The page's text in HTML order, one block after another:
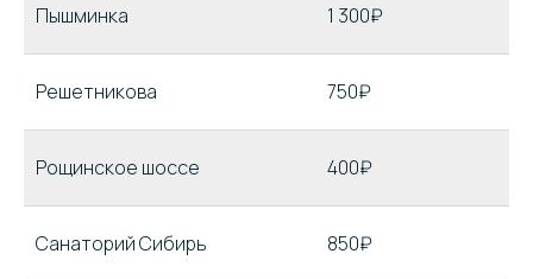
Пышминка 1 300₽
Решетникова 750₽
Рощинское шоссе 400₽
Санаторий Сибирь 850₽